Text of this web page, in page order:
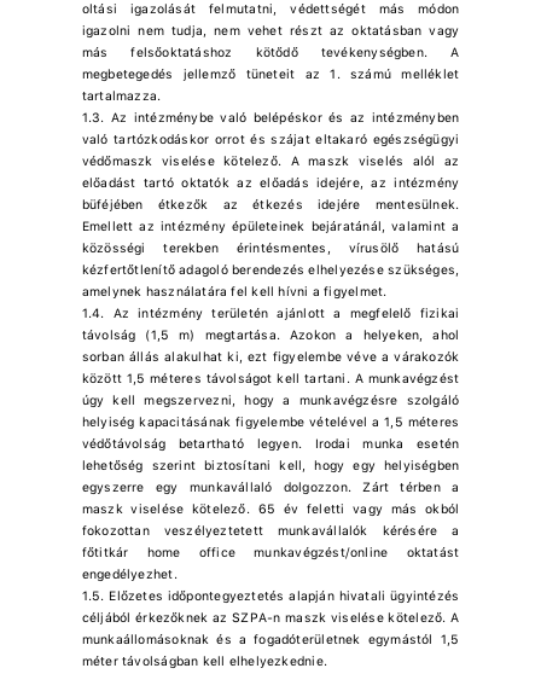
oltási igazolását felmutatni, védettségét más módon
igazolni nem tudja, nem vehet részt az oktatásban vagy
más felsőoktatáshoz kötődő tevékenységben. A
megbetegedés jellemző tüneteit az 1. számú melléklet
tartalmazza.
1.3. Az intézménybe való belépéskor és az intézményben
való tartózkodáskor orrot és szájat eltakaró egészségügyi
védőmaszk viselése kötelező. A maszk viselés alól az
előadást tartó oktatók az előadás idejére, az intézmény
büféjében étkezők az étkezés idejére mentesülnek.
Emellett az intézmény épületeinek bejáratánál, valamint a
közösségi terekben érintésmentes, vírusölő hatású
kézfertőtlenítő adagoló berendezés elhelyezése szükséges,
amelynek használatára fel kell hívni a figyelmet.
1.4. Az intézmény területén ajánlott a megfelelő fizikai
távolság (1,5 m) megtartása. Azokon a helyeken, ahol
sorban állás alakulhat ki, ezt figyelembe véve a várakozók
között 1,5 méteres távolságot kell tartani. A munkavégzést
úgy kell megszervezni, hogy a munkavégzésre szolgáló
helyiség kapacitásának figyelembe vételével a 1,5 méteres
védőtávolság betartható legyen. Irodai munka esetén
lehetőség szerint biztosítani kell, hogy egy helyiségben
egyszerre egy munkavállaló dolgozzon. Zárt térben a
maszk viselése kötelező. 65 év feletti vagy más okból
fokozottan veszélyeztetett munkavállalók kérésére a
főtitkár home office munkavégzést/online oktatást
engedélyezhet.
1.5. Előzetes időpontegyeztetés alapján hivatali ügyintézés
céljából érkezőknek az SZPA-n maszk viselése kötelező. A
munkaállomásoknak és a fogadóterületnek egymástól 1,5
méter távolságban kell elhelyezkednie.